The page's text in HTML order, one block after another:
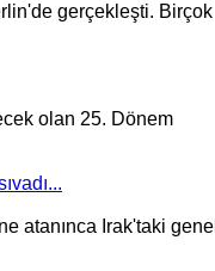
gerçekleşti. Birçok
olan 25. Dönem
atanınca Irak'taki genel